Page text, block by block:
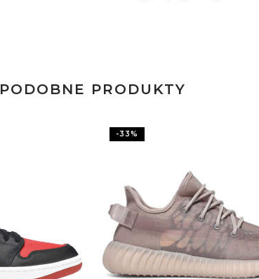
PODOBNE PRODUKTY
-33%